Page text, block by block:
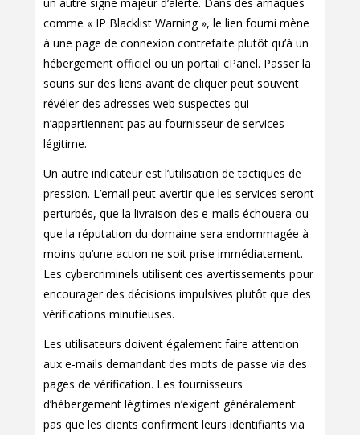
comme « IP Blacklist Warning », le lien fourni mène
à une page de connexion contrefaite plutôt qu’à un
hébergement officiel ou un portail cPanel. Passer la
souris sur des liens avant de cliquer peut souvent
révéler des adresses web suspectes qui
n’appartiennent pas au fournisseur de services
légitime.
Un autre indicateur est l’utilisation de tactiques de
pression. L’email peut avertir que les services seront
perturbés, que la livraison des e-mails échouera ou
que la réputation du domaine sera endommagée à
moins qu’une action ne soit prise immédiatement.
Les cybercriminels utilisent ces avertissements pour
encourager des décisions impulsives plutôt que des
vérifications minutieuses.
Les utilisateurs doivent également faire attention
aux e-mails demandant des mots de passe via des
pages de vérification. Les fournisseurs
d’hébergement légitimes n’exigent généralement
pas que les clients confirment leurs identifiants via